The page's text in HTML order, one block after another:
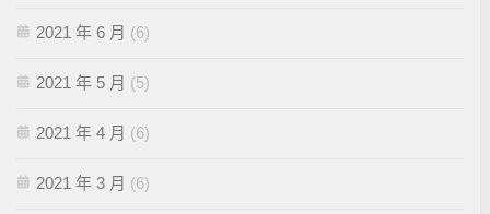
2021 年 6 月 (6)
2021 年 5 月 (5)
2021 年 4 月 (6)
2021 年 3 月 (6)